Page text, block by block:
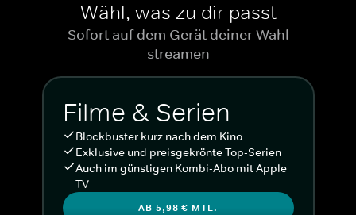
Wähl, was zu dir passt
Sofort auf dem Gerät deiner Wahl
streamen
Filme & Serien
Blockbuster kurz nach dem Kino
Exklusive und preisgekrönte Top-Serien
Auch im günstigen Kombi-Abo mit Apple
TV
AB 5,98 € MTL.